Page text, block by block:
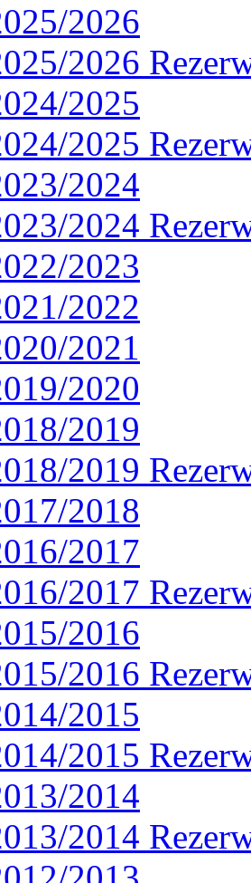
2026
2026
2025
2025
2024
2024
2023
2022
2021
2020
2019
2019
2018
2017
2017
2016
2016
2015
2015
2014
2014